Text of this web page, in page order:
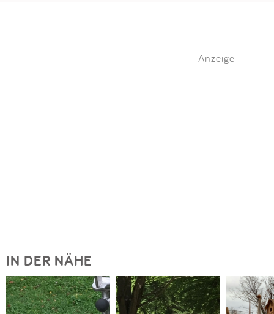
Anzeige
IN DER NÄHE